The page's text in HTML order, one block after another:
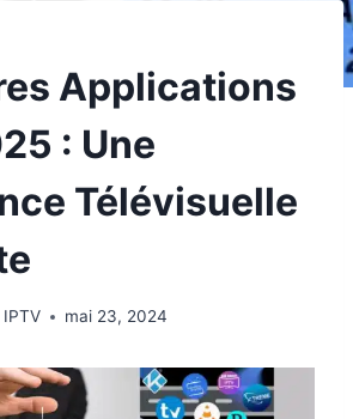
Applications
: Une
Télévisuelle
IPTV mai 23, 2024